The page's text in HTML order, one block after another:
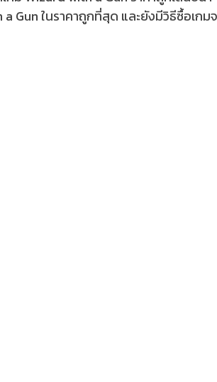
Gun ในราคาถูกที่สุด และยังมีวิธีซื้อเก